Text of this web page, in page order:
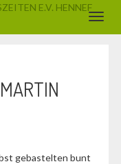
gebastelten bunt